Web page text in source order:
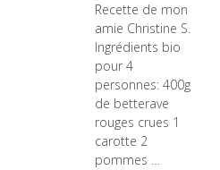
Recette de mon
amie Christine S.
Ingrédients bio
pour 4
personnes: 400g
de betterave
rouges crues 1
carotte 2
pommes …